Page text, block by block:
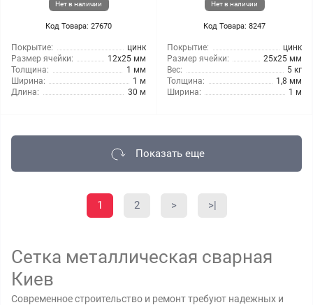
Нет в наличии
Код Товара: 27670
Покрытие:
цинк
Размер ячейки:
12x25 мм
Толщина:
1 мм
Ширина:
1 м
Длина:
30 м
Нет в наличии
Код Товара: 8247
Покрытие:
цинк
Размер ячейки:
25x25 мм
Вес:
5 кг
Толщина:
1,8 мм
Ширина:
1 м
Показать еще
1 2 > >|
Сетка металлическая сварная
Киев
Современное строительство и ремонт требуют надежных и